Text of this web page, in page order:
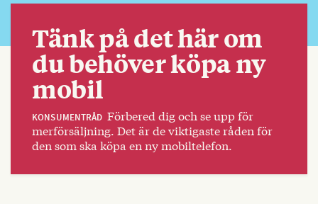
Tänk på det här om
du behöver köpa ny
mobil
KONSUMENTRÅD Förbered dig och se upp för
merförsäljning. Det är de viktigaste råden för
den som ska köpa en ny mobiltelefon.